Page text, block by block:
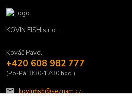
KOVIN FISH s.r.o.
Kováč Pavel
+420 608 982 777
(Po-Pá, 8:30-17:30 hod.)
kovinfish@seznam.cz